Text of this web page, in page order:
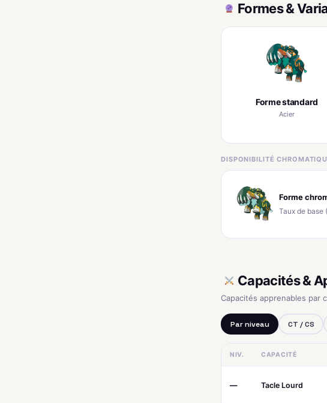
Formes &
Forme standard
Acier
DISPONIBILITÉ
Forme
Taux de base
Capacités &
Capacités apprenables par
Par niveau CT / CS
NIV. CAPACITÉ
— Tacle Lourd